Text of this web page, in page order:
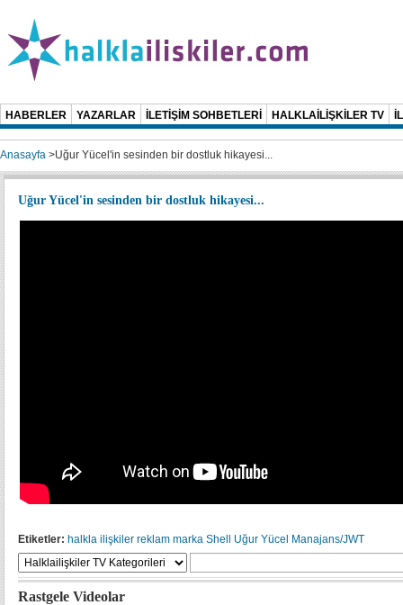
HABERLER YAZARLAR İLETİŞİM SOHBETLERİ HALKLAİLİŞKİLER TV
Anasayfa >Uğur Yücel'in sesinden bir dostluk hikayesi...
Uğur Yücel'in sesinden bir dostluk hikayesi...
Etiketler: halkla ilişkiler reklam marka Shell Uğur Yücel Manajans/JWT
Rastgele Videolar